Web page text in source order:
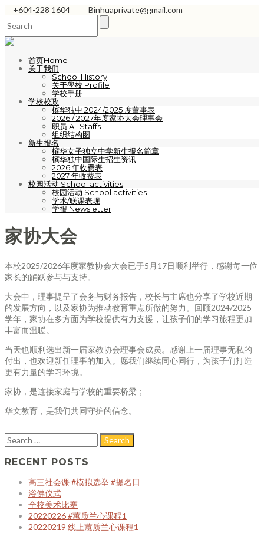
+604-228 1604 Binhuaprivate@gmail.com
首页Home
关于我们
School History
关于學校 Profile
学校手册
学校校政
槟华独中 2024/2025 度董事表
2026 / 2027年度家协大会理事会
职员 All Staffs
组织结构图
新生报名
槟华女子独立中学新生报名简章
槟华独中国际生招生资讯
2026 年收费表
2027 年收费表
校园活动 School activities
校园活动 School activities
学术/联课表现
学报 Newsletter
家协大会
本校2025/2026年度家教协会大会已于5月17日顺利举行，感谢每一位
家长的踊跃参与与支持。
大会中，理事提呈了会务与财务报告，校长与主席也分享了学校近期
的发展方向，以及家协为推动教育重点所做的努力。回顾2024/2025
学年，家协在多方面为学校提供有力支援，让孩子们的学习旅程更加
丰富而温暖。
当天也顺利选出新一届家教协会理事会成员。感谢上一届理事无私的
付出，也欢迎新任理事的加入。愿我们继续同心同行，为孩子们打造
更有力量的学习环境。
家协，是连接家庭与学校的重要桥梁；
华文教育，是我们共同守护的信念。
RECENT POSTS
高三社会课 #模拟选举 #提名日
浴佛仪式
全校美术比赛
20220226 #蕙质兰心课程1
20220219 线上蕙质兰心课程1